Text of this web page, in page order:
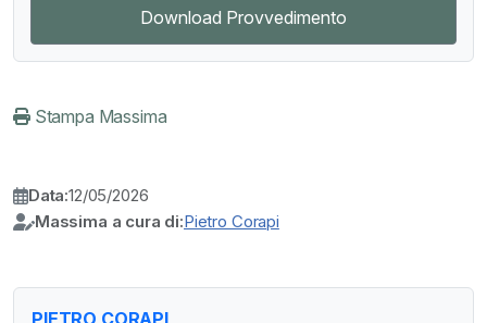
Download Provvedimento
Stampa Massima
Data:12/05/2026
Massima a cura di:Pietro Corapi
PIETRO CORAPI